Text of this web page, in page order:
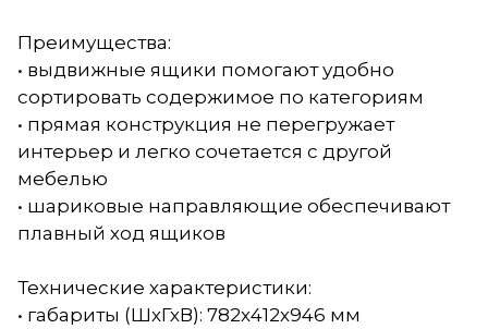
Преимущества:
• выдвижные ящики помогают удобно
сортировать содержимое по категориям
• прямая конструкция не перегружает
интерьер и легко сочетается с другой
мебелью
• шариковые направляющие обеспечивают
плавный ход ящиков
Технические характеристики:
• габариты (ШхГхВ): 782х412х946 мм